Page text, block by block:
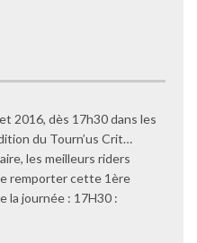
2016, dès 17h30 dans les
du Tourn’us Crit…
les meilleurs riders
remporter cette 1ère
la journée : 17H30 :